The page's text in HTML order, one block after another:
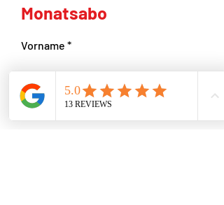
Monatsabo
Vorname
Nachname
E-Mail-Adresse